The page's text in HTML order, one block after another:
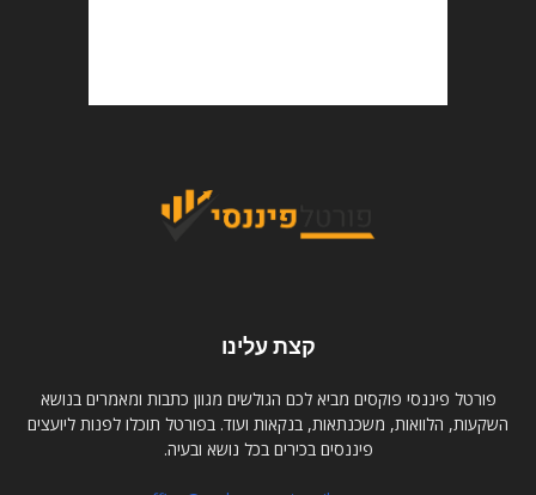
קצת עלינו
פורטל פיננסי פוקסים מביא לכם הגולשים מגוון כתבות ומאמרים בנושא
השקעות, הלוואות, משכנתאות, בנקאות ועוד. בפורטל תוכלו לפנות ליועצים
פיננסים בכירים בכל נושא ובעיה.